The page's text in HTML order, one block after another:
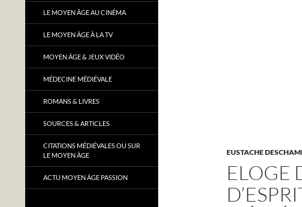
EUSTACHE
ELOGE
LE MOYEN ÂGE AU CINÉMA
LE MOYEN ÂGE À LA TV
MOYEN ÂGE & JEUX VIDÉO
MÉDECINE MÉDIÉVALE
ROMANS & LIVRES
SOURCES & ARTICLES
CITATIONS MÉDIÉVALES OU SUR
LE MOYEN ÂGE
ACTU MOYEN ÂGE PASSION